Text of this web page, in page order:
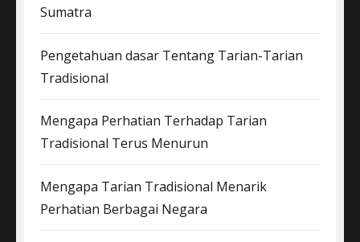
Sumatra
Pengetahuan dasar Tentang Tarian-Tarian
Tradisional
Mengapa Perhatian Terhadap Tarian
Tradisional Terus Menurun
Mengapa Tarian Tradisional Menarik
Perhatian Berbagai Negara